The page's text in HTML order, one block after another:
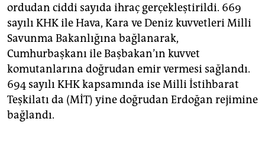
ordudan ciddi sayıda ihraç gerçekleştirildi. 669
sayılı KHK ile Hava, Kara ve Deniz kuvvetleri Milli
Savunma Bakanlığına bağlanarak,
Cumhurbaşkanı ile Başbakan’ın kuvvet
komutanlarına doğrudan emir vermesi sağlandı.
694 sayılı KHK kapsamında ise Milli İstihbarat
Teşkilatı da (MİT) yine doğrudan Erdoğan rejimine
bağlandı.